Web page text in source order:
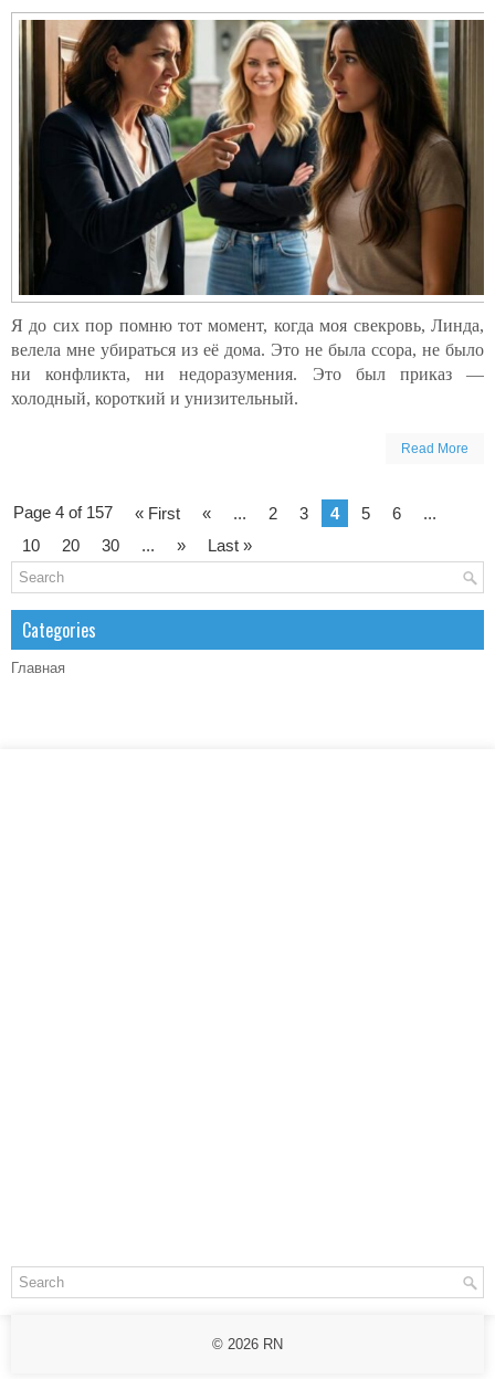
Я до сих пор помню тот момент, когда моя свекровь, Линда,
велела мне убираться из её дома. Это не была ссора, не было
ни конфликта, ни недоразумения. Это был приказ —
холодный, короткий и унизительный.
Read More
Page 4 of 157 « First « ... 2 3 4 5 6
...
10
20 30 ... » Last »
Categories
Главная
© 2026 RN